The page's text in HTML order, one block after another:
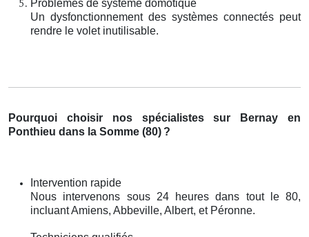
Problèmes de système domotique
Un dysfonctionnement des systèmes connectés peut
rendre le volet inutilisable.
Pourquoi choisir nos spécialistes sur Bernay en
Ponthieu dans la Somme (80) ?
Intervention rapide
Nous intervenons sous 24 heures dans tout le 80,
incluant Amiens, Abbeville, Albert, et Péronne.